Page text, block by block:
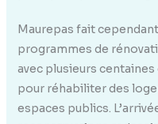
Maurepas fait
programmes de
avec plusieurs
pour réhabiliter des
espaces publics.